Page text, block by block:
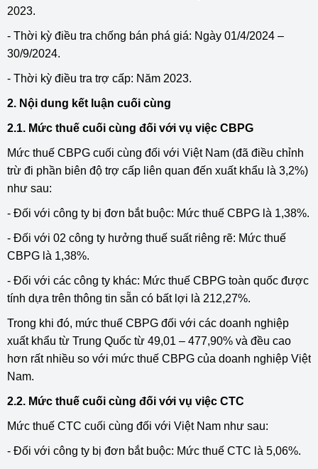
2023.
- Thời kỳ điều tra chống bán phá giá: Ngày 01/4/2024 –
30/9/2024.
- Thời kỳ điều tra trợ cấp: Năm 2023.
2. Nội dung kết luận cuối cùng
2.1. Mức thuế cuối cùng đối với vụ việc CBPG
Mức thuế CBPG cuối cùng đối với Việt Nam (đã điều chỉnh
trừ đi phần biên độ trợ cấp liên quan đến xuất khẩu là 3,2%)
như sau:
- Đối với công ty bị đơn bắt buộc: Mức thuế CBPG là 1,38%.
- Đối với 02 công ty hưởng thuế suất riêng rẽ: Mức thuế
CBPG là 1,38%.
- Đối với các công ty khác: Mức thuế CBPG toàn quốc được
tính dựa trên thông tin sẵn có bất lợi là 212,27%.
Trong khi đó, mức thuế CBPG đối với các doanh nghiệp
xuất khẩu từ Trung Quốc từ 49,01 – 477,90% và đều cao
hơn rất nhiều so với mức thuế CBPG của doanh nghiệp Việt
Nam.
2.2. Mức thuế cuối cùng đối với vụ việc CTC
Mức thuế CTC cuối cùng đối với Việt Nam như sau:
- Đối với công ty bị đơn bắt buộc: Mức thuế CTC là 5,06%.